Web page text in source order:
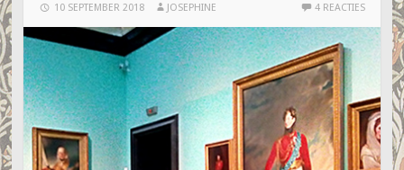
10 SEPTEMBER 2018 JOSEPHINE 4 REACTIES